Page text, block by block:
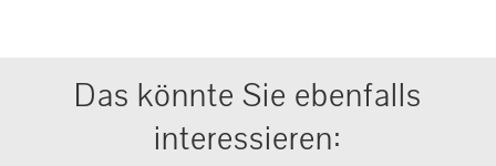
Das könnte Sie ebenfalls
interessieren: